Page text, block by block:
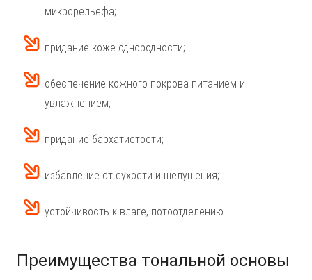
микрорельефа;
придание коже однородности;
обеспечение кожного покрова питанием и
увлажнением;
придание бархатистости;
избавление от сухости и шелушения;
устойчивость к влаге, потоотделению.
Преимущества тональной основы